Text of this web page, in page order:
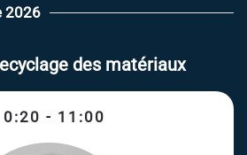
2026
des matériaux
- 11:00